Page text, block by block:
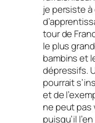
je persiste
tour de
le plus
bambins et
dépressifs.
pourrait
et de
ne peut pas
puisqu’il